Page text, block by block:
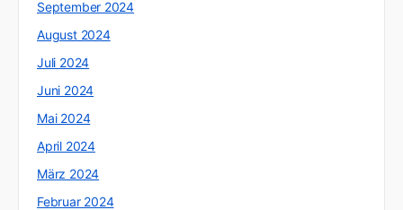
September 2024
August 2024
Juli 2024
Juni 2024
Mai 2024
April 2024
März 2024
Februar 2024